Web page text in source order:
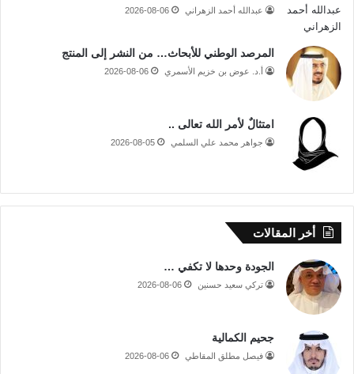
عبدالله أحمد الزهراني 2026-08-06
المرصد الوطني للأبحاث… من النشر إلى المنتج
أ.د. عوض بن خزيم الأسمري 2026-08-06
امتثالٌ لأمر الله تعالى ..
جواهر محمد علي السلمي 2026-08-05
أخر المقالات
الجودة وحدها لا تكفي …
تركي سعيد حسنين 2026-08-06
جحيم الكمالية
فيصل مطلق المقاطي 2026-08-06